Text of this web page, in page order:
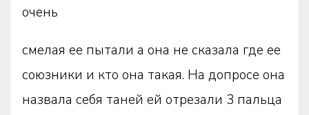
очень
смелая ее пытали а она не сказала где ее
союзники и кто она такая. На допросе она
назвала себя таней ей отрезали 3 пальца